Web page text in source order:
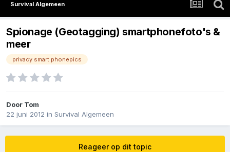
Survival Algemeen
Spionage (Geotagging) smartphonefoto's &
meer
privacy smart phonepics
Door Tom
22 juni 2012 in Survival Algemeen
Reageer op dit topic